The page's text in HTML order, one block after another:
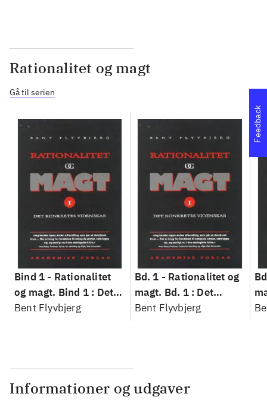
Rationalitet og magt
Gå til serien
Bind 1 - Rationalitet
og magt. Bind 1 : Det
konkretes videnskab
Bent Flyvbjerg
Bd. 1 - Rationalitet og
magt. Bd. 1 : Det
konkretes videnskab
Bent Flyvbjerg
Informationer og udgaver
Feedback